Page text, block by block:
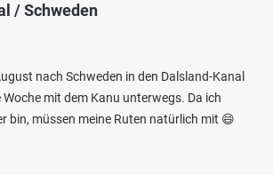
/ Schweden
nach Schweden in den Dalsland-Kanal
mit dem Kanu unterwegs. Da ich
bin, müssen meine Ruten natürlich mit 😄